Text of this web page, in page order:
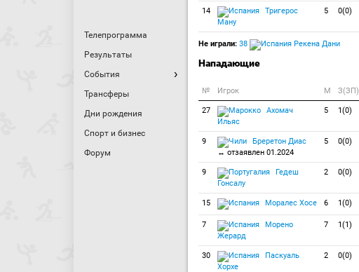
Телепрограмма
Результаты
События
Трансферы
Дни рождения
Спорт и бизнес
Форум
14
Тригерос
Ману
5 0(0)
Не играли: 38 Рекена Дани
Нападающие
№ Игрок M З(ЗП)
27
Ахомач
Ильяс
5 1(0)
9
Бреретон Диас
↔ отзаявлен 01.2024
5 0(0)
9
Гедеш
Гонсалу
2 0(0)
15 Моралес Хосе 6 1(0)
7
Морено
Жерард
7 1(1)
30
Паскуаль
Хорхе
2 0(0)